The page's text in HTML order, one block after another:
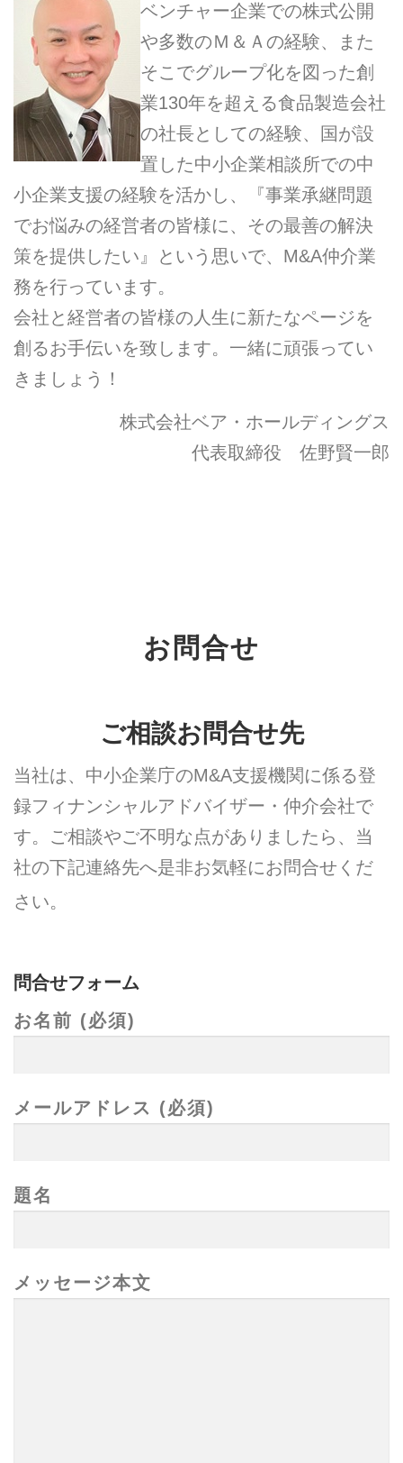
ベンチャー企業での株式公開
や多数のＭ＆Ａの経験、また
そこでグループ化を図った創
業130年を超える食品製造会社
の社長としての経験、国が設
置した中小企業相談所での中
小企業支援の経験を活かし、『事業承継問題
でお悩みの経営者の皆様に、その最善の解決
策を提供したい』という思いで、M&A仲介業
務を行っています。
会社と経営者の皆様の人生に新たなページを
創るお手伝いを致します。一緒に頑張ってい
きましょう！
株式会社ベア・ホールディングス
代表取締役 佐野賢一郎
お問合せ
ご相談お問合せ先
当社は、中小企業庁のM&A支援機関に係る登
録フィナンシャルアドバイザー・仲介会社で
す。ご相談やご不明な点がありましたら、 当
社の下記連絡先へ是非お気軽にお問合せくだ
さい。
問合せフォーム
お名前 (必須)
メールアドレス (必須)
題名
メッセージ本文